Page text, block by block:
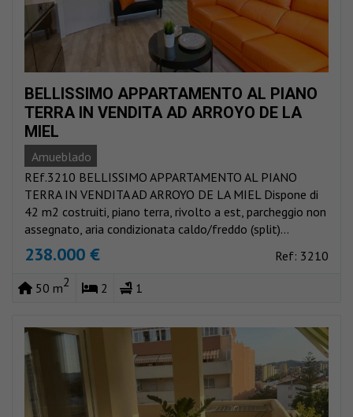
BELLISSIMO APPARTAMENTO AL PIANO
TERRA IN VENDITA AD ARROYO DE LA
MIEL
Amueblado
REf.3210 BELLISSIMO APPARTAMENTO AL PIANO
TERRA IN VENDITA AD ARROYO DE LA MIEL Dispone di
42 m2 costruiti, piano terra, rivolto a est, parcheggio non
assegnato, aria condizionata caldo/freddo (split)...
238.000 € Ref: 3210
50 m2 2 1